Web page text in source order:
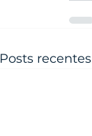
Posts recentes